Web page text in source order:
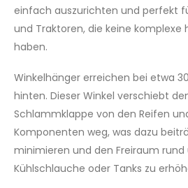
einfach auszurichten und perfekt
und Traktoren, die keine komplexe
haben.
Winkelhänger erreichen bei etwa
hinten. Dieser Winkel verschiebt
Schlammklappe von den Reifen
Komponenten weg, was dazu
minimieren und den Freiraum
Kühlschlauche oder Tanks zu